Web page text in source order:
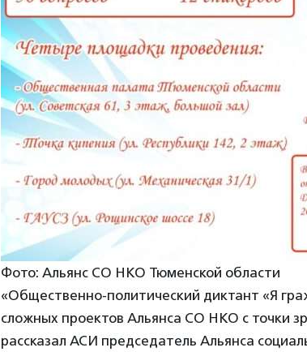
Фото: Альянс СО НКО Тюменской области
«Общественно-политический диктант «Я
сложных проектов Альянса СО НКО с точки
рассказал АСИ председатель Альянса